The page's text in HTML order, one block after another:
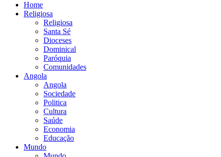
Home
Religiosa
Religiosa
Santa Sé
Dioceses
Dominical
Paróquia
Comunidades
Angola
Angola
Sociedade
Politica
Cultura
Saúde
Economia
Educação
Mundo